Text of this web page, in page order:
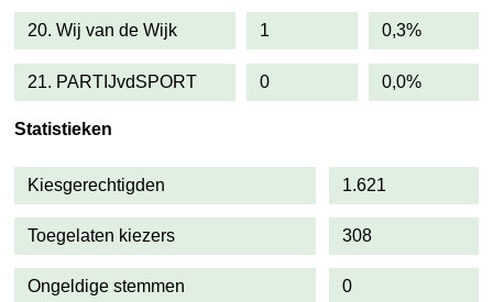
20. Wij van de Wijk 1 0,3%
21. PARTIJvdSPORT 0 0,0%
Statistieken
Kiesgerechtigden 1.621
Toegelaten kiezers 308
Ongeldige stemmen 0